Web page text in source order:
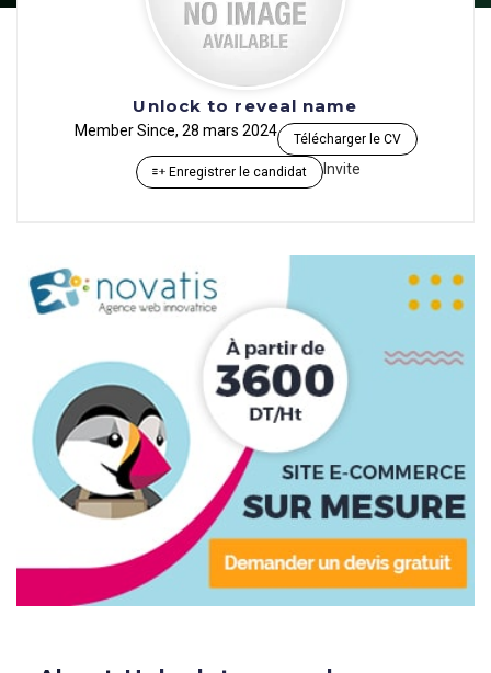
Unlock to reveal name
Member Since, 28 mars 2024 Télécharger le CV
Enregistrer le candidat Invite